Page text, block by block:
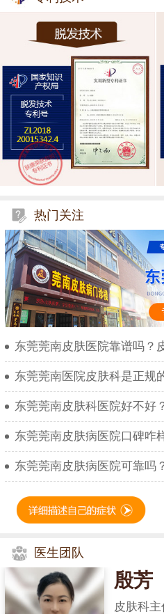
热门关注
东莞莞南皮肤医院靠谱吗？
东莞莞南医院皮肤科是正规
东莞莞南皮肤科医院好不好
东莞莞南皮肤病医院口碑咋
东莞莞南皮肤病医院可靠吗
医生团队
殷芳
皮肤科主